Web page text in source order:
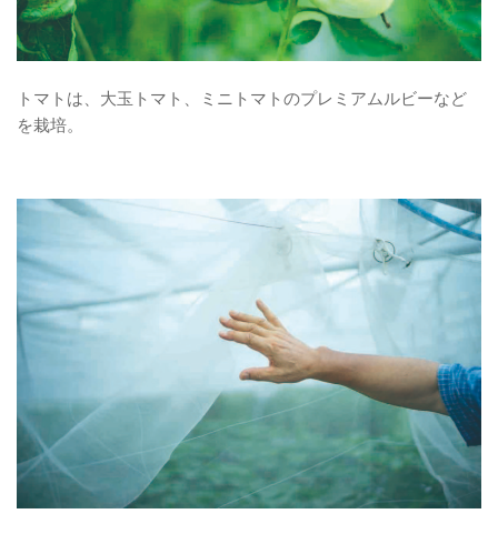
トマトは、大玉トマト、ミニトマトのプレミアムルビーなど
を栽培。